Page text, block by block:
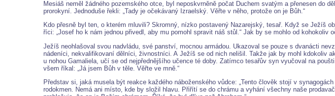
Mesiáš neměl žádného pozemského otce, byl neposkvrněně počat Duchem svatým a přenesen do
prorokyní. Jednoduše řekli: „Tady je očekávaný Izraelský. Věřte v něho, protože on je Bůh.“
Kdo přesně byl ten, o kterém mluvili? Skromný, nízko postavený Nazarejský, tesař. Když se Ježíš
říci: „Josef ho k nám jednou přivedl, aby mu pomohl spravit náš stůl.“ Jak by se mohlo od
Ježíš neohlašoval svou nadvládu, své panství, mocnou armádou. Ukazoval se pouze s dvanácti
nádeníci, nekvalifikovaní dělníci, živnostníci. A Ježíš se od nich nelišil. Takže jak by mohl kdokoliv
u nohou Gamaliela, učí se od nejpřednějšího učence té doby. Zatímco tesařův syn vyučoval na
všem říkal: „Já jsem Bůh v těle. Věřte ve mně.“
Představ si, jaká musela být reakce každého náboženského vůdce: „Tento člověk stojí v
rodokmen. Nemá ani místo, kde by složil hlavu. Přiřítí se do chrámu a vyhání všechny naše